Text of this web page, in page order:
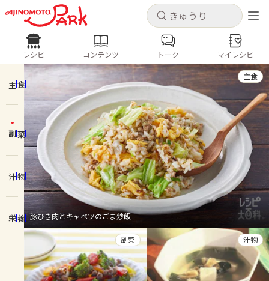
キャンセル
ログインするとレシピを保存できます
ログイン 新規登録
ホーム
コンテンツ
レシピ
トーク
よくあるお問い合わせ
キャンセル
レシピ コンテンツ
人気の食材・レシピ
きゅうり なす トマト
とうもろこし
ピーマン
みょうが ゴーヤ
レシピ コンテンツ トーク マイレシピ
主食
副菜
汁物
栄養 豚ひき肉とキャベツのごま炒飯
主食
副菜 汁物